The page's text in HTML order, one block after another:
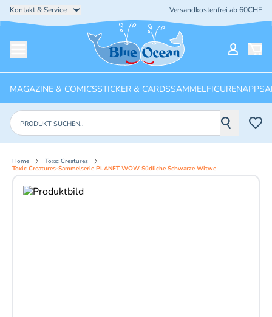
Kontakt & Service Versandkostenfrei ab 60CHF
Startseite
MAGAZINE & COMICSSTICKER & CARDSSAMMELFIGURENAPPS
Produkte suchen
Home
Toxic Creatures
Toxic Creatures-Sammelserie PLANET WOW Südliche Schwarze Witwe
Aktuelles Bild: 1 von 2